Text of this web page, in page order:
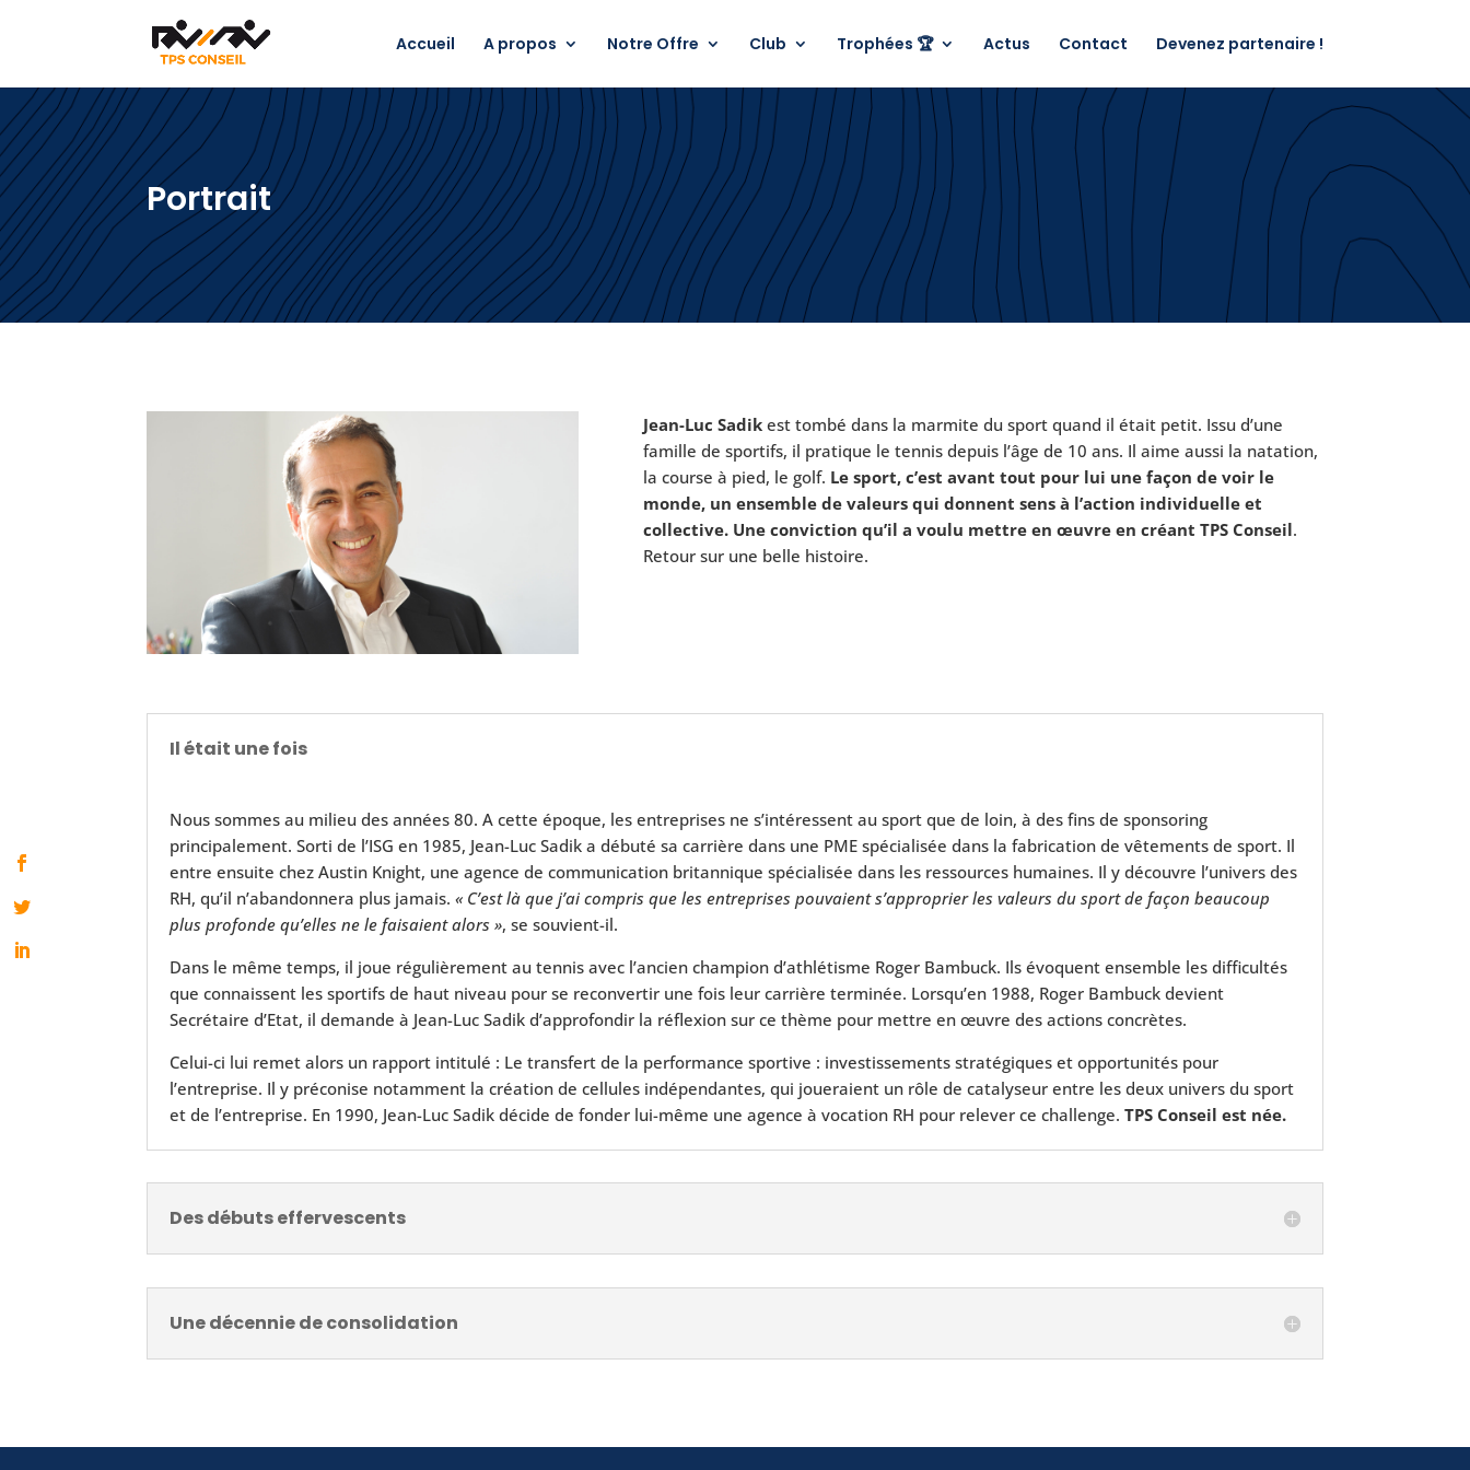
Accueil A propos Notre Offre Club Trophées 🏆 Actus Contact Devenez partenaire !
Portrait
Jean-Luc Sadik est tombé dans la marmite du sport quand il était petit. Issu d’une
famille de sportifs, il pratique le tennis depuis l’âge de 10 ans. Il aime aussi la natation,
la course à pied, le golf. Le sport, c’est avant tout pour lui une façon de voir le
monde, un ensemble de valeurs qui donnent sens à l’action individuelle et
collective. Une conviction qu’il a voulu mettre en œuvre en créant TPS Conseil.
Retour sur une belle histoire.
Il était une fois
Nous sommes au milieu des années 80. A cette époque, les entreprises ne s’intéressent au sport que de loin, à des fins de sponsoring
principalement. Sorti de l’ISG en 1985, Jean-Luc Sadik a débuté sa carrière dans une PME spécialisée dans la fabrication de vêtements de sport. Il
entre ensuite chez Austin Knight, une agence de communication britannique spécialisée dans les ressources humaines. Il y découvre l’univers des
RH, qu’il n’abandonnera plus jamais.« C’est là que j’ai compris que les entreprises pouvaient s’approprier les valeurs du sport de façon beaucoup
plus profonde qu’elles ne le faisaient alors », se souvient-il.
Dans le même temps, il joue régulièrement au tennis avec l’ancien champion d’athlétisme Roger Bambuck. Ils évoquent ensemble les difficultés
que connaissent les sportifs de haut niveau pour se reconvertir une fois leur carrière terminée. Lorsqu’en 1988, Roger Bambuck devient
Secrétaire d’Etat, il demande à Jean-Luc Sadik d’approfondir la réflexion sur ce thème pour mettre en œuvre des actions concrètes.
Celui-ci lui remet alors un rapport intitulé : Le transfert de la performance sportive : investissements stratégiques et opportunités pour
l’entreprise. Il y préconise notamment la création de cellules indépendantes, qui joueraient un rôle de catalyseur entre les deux univers du sport
et de l’entreprise. En 1990, Jean-Luc Sadik décide de fonder lui-même une agence à vocation RH pour relever ce challenge.TPS Conseil est née.
Des débuts effervescents
Une décennie de consolidation